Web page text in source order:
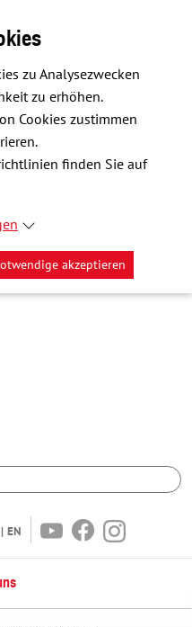
zu Analysezwecken
zu erhöhen.
Cookies zustimmen
finden Sie auf
akzeptieren
EN YoutubeFacebookInstagram